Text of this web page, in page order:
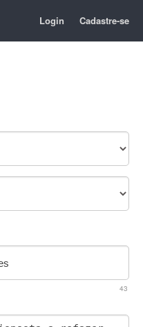
Login Cadastre-se
43